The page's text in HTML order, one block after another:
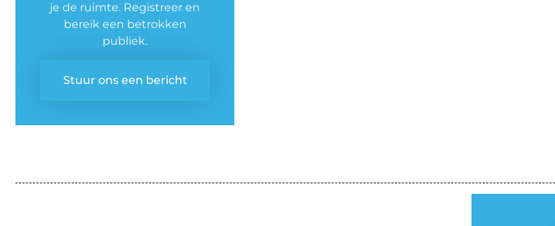
je de ruimte. Registreer en
bereik een betrokken
publiek.
Stuur ons een bericht